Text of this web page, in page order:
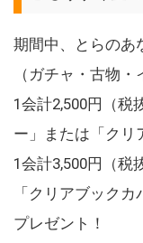
期間中、とらのあ
（ガチャ・古物・
1会計2,500円（税
ー」または「クリ
1会計3,500円（税
「クリアブック
プレゼント！